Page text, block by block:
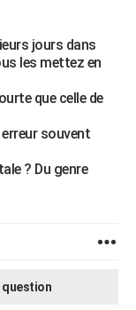
jours dans
les mettez en
que celle de
souvent
? Du genre
question